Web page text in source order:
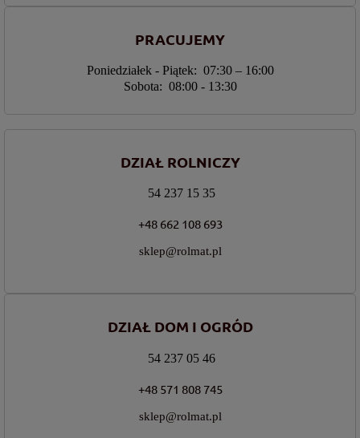
PRACUJEMY
Poniedziałek - Piątek: 07:30 – 16:00
Sobota: 08:00 - 13:30
DZIAŁ ROLNICZY
54 237 15 35
+48 662 108 693
sklep@rolmat.pl
DZIAŁ DOM I OGRÓD
54 237 05 46
+48 571 808 745
sklep@rolmat.pl